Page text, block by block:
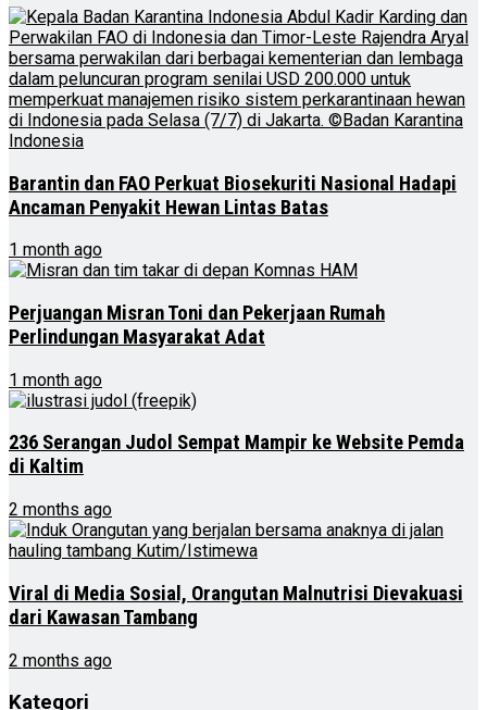
Barantin dan FAO Perkuat Biosekuriti Nasional Hadapi
Ancaman Penyakit Hewan Lintas Batas
1 month ago
Perjuangan Misran Toni dan Pekerjaan Rumah
Perlindungan Masyarakat Adat
1 month ago
236 Serangan Judol Sempat Mampir ke Website Pemda
di Kaltim
2 months ago
Viral di Media Sosial, Orangutan Malnutrisi Dievakuasi
dari Kawasan Tambang
2 months ago
Kategori